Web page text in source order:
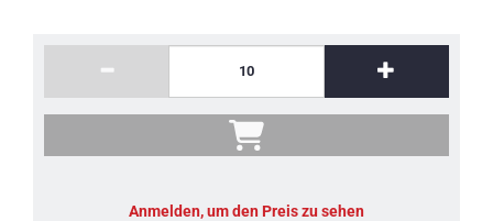
Anmelden, um den Preis zu sehen